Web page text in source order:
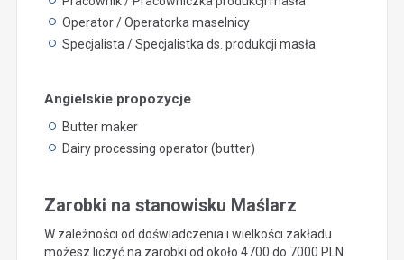
Operator / Operatorka maselnicy
Specjalista / Specjalistka ds. produkcji masła
Angielskie propozycje
Butter maker
Dairy processing operator (butter)
Zarobki na stanowisku Maślarz
W zależności od doświadczenia i wielkości zakładu
możesz liczyć na zarobki od około 4700 do 7000 PLN